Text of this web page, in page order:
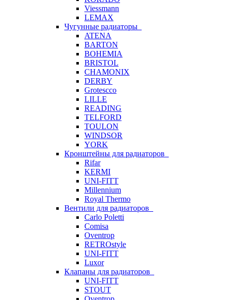
Viessmann
LEMAX
Чугунные радиаторы
ATENA
BARTON
BOHEMIA
BRISTOL
CHAMONIX
DERBY
Grotescco
LILLE
READING
TELFORD
TOULON
WINDSOR
YORK
Кронштейны для радиаторов
Rifar
KERMI
UNI-FITT
Millennium
Royal Thermo
Вентили для радиаторов
Carlo Poletti
Comisa
Oventrop
RETROstyle
UNI-FITT
Luxor
Клапаны для радиаторов
UNI-FITT
STOUT